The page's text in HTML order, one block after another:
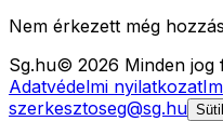
Nem érkezett még
Sg.hu© 2026 Minden jog
Adatvédelmi nyilatkozat
szerkesztoseg@sg.hu